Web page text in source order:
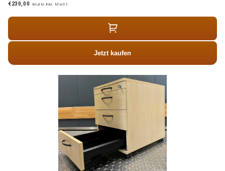
€230,00 Brutto inkl. MwSt.
Jetzt kaufen